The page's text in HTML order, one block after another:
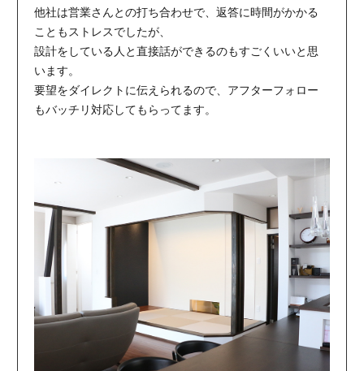
他社は営業さんとの打ち合わせで、返答に時間がかかる
こともストレスでしたが、
設計をしている人と直接話ができるのもすごくいいと思
います。
要望をダイレクトに伝えられるので、アフターフォロー
もバッチリ対応してもらってます。